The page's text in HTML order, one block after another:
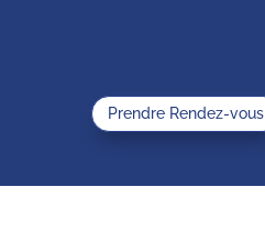
Prendre Rendez-vous